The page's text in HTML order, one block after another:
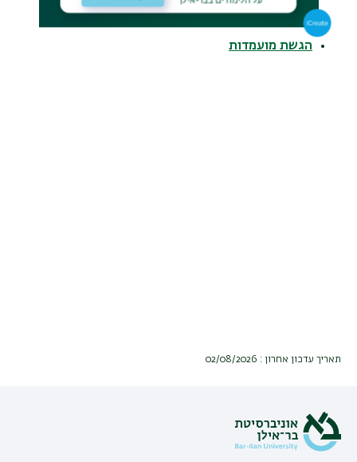
נוהל בתר-דוקטור
הגשת מועמדות
תאריך עדכון אחרון : 02/08/2026